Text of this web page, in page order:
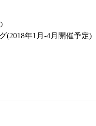
(2018年1月-4月開催予定)